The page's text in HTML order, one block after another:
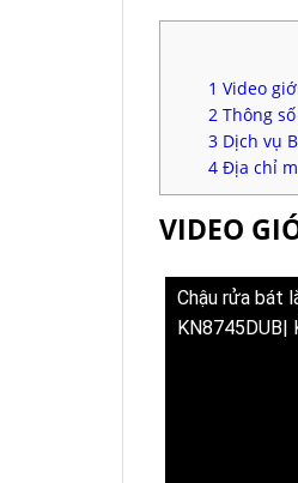
1 Video
2 Thông
3 Dịch vụ
4 Địa chỉ
VIDEO
Chậu rửa bát
KN8745DUB|